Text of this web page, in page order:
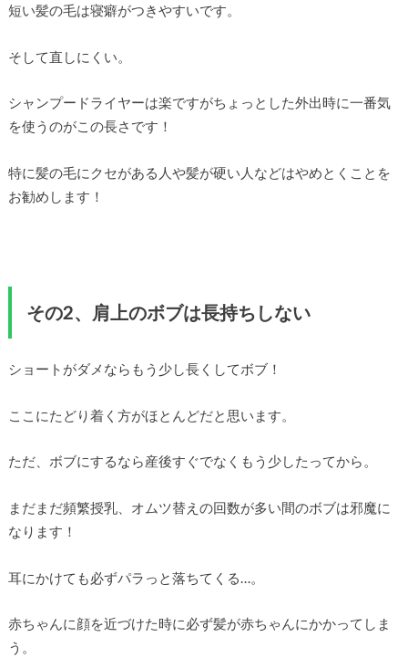
短い髪の毛は寝癖がつきやすいです。
そして直しにくい。
シャンプードライヤーは楽ですがちょっとした外出時に一番気
を使うのがこの長さです！
特に髪の毛にクセがある人や髪が硬い人などはやめとくことを
お勧めします！
その2、肩上のボブは長持ちしない
ショートがダメならもう少し長くしてボブ！
ここにたどり着く方がほとんどだと思います。
ただ、ボブにするなら産後すぐでなくもう少したってから。
まだまだ頻繁授乳、オムツ替えの回数が多い間のボブは邪魔に
なります！
耳にかけても必ずパラっと落ちてくる…。
赤ちゃんに顔を近づけた時に必ず髪が赤ちゃんにかかってしま
う。